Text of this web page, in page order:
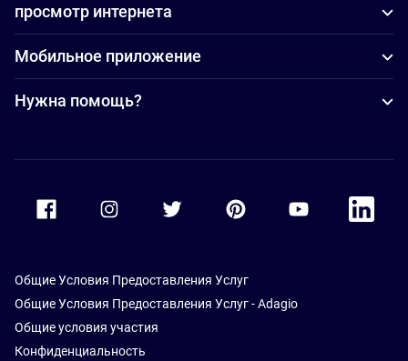
просмотр интернета
Мобильное приложение
Нужна помощь?
Accor Youtube
Accor
Общие Условия Предоставления Услуг
Общие Условия Предоставления Услуг - Adagio
Общие условия участия
Конфиденциальность